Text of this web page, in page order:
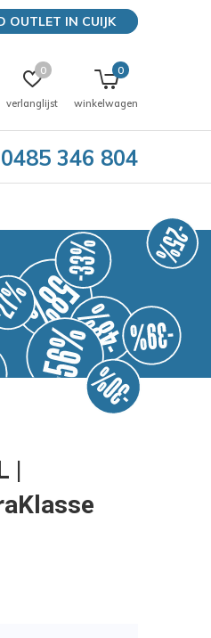
0485 346 804
verlanglijst
0
winkelwagen
0
OUTLET IN CUIJK
|